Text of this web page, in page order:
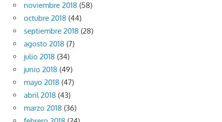
noviembre 2018 (58)
octubre 2018 (44)
septiembre 2018 (28)
agosto 2018 (7)
julio 2018 (34)
junio 2018 (49)
mayo 2018 (47)
abril 2018 (43)
marzo 2018 (36)